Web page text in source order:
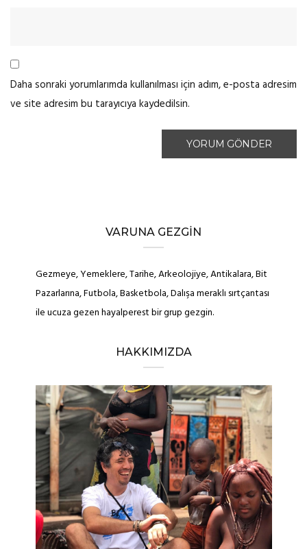
Daha sonraki yorumlarımda kullanılması için adım, e-posta adresim
ve site adresim bu tarayıcıya kaydedilsin.
VARUNA GEZGIN
Gezmeye, Yemeklere, Tarihe, Arkeolojiye, Antikalara, Bit
Pazarlarına, Futbola, Basketbola, Dalışa meraklı sırtçantası
ile ucuza gezen hayalperest bir grup gezgin.
HAKKIMIZDA